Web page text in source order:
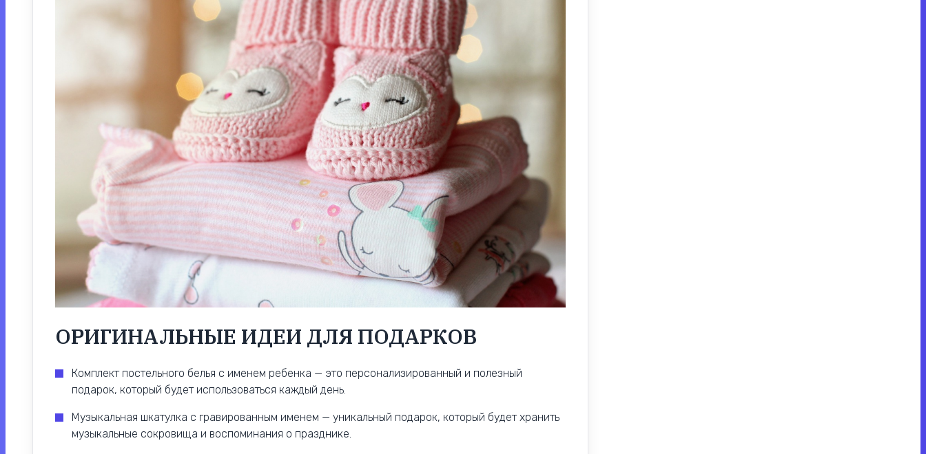
ОРИГИНАЛЬНЫЕ ИДЕИ ДЛЯ ПОДАРКОВ
Комплект постельного белья с именем ребенка — это персонализированный и полезный
подарок, который будет использоваться каждый день.
Музыкальная шкатулка с гравированным именем — уникальный подарок, который будет хранить
музыкальные сокровища и воспоминания о празднике.